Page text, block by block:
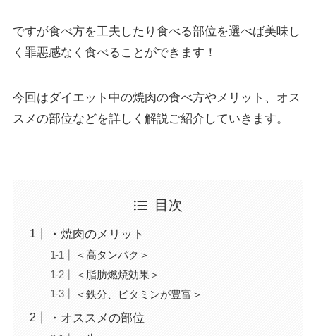
ですが食べ方を工夫したり食べる部位を選べば美味し
く罪悪感なく食べることができます！
今回はダイエット中の焼肉の食べ方やメリット、オス
スメの部位などを詳しく解説ご紹介していきます。
目次
・焼肉のメリット
＜高タンパク＞
＜脂肪燃焼効果＞
＜鉄分、ビタミンが豊富＞
・オススメの部位